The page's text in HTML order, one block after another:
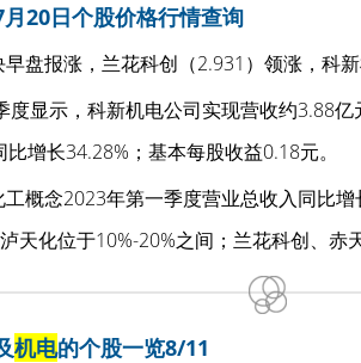
20日个股价格行情查询
盘报涨，兰花科创（2.931）领涨，科
度显示，科新机电公司实现营收约3.88
增长34.28%；基本每股收益0.18元。
概念2023年第一季度营业总收入同比
天化位于10%-20%之间；兰花科创、
机电的个股一览8/11